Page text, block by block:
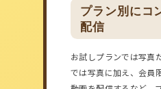
プラン別にコ
配信
お試しプランでは写真
では写真に加え、会員